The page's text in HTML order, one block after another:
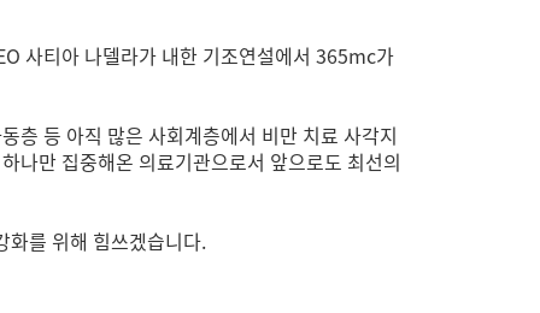
사티아 나델라가 내한 기조연설에서 365mc가
층 등 아직 많은 사회계층에서 비만 치료 사각지
나만 집중해온 의료기관으로서 앞으로도 최선의
화를 위해 힘쓰겠습니다.